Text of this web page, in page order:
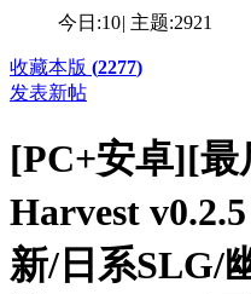
今日:10| 主题:2921
收藏本版 (2277)
发表新帖
[PC+安卓][最
Harvest
新/日系SLG/